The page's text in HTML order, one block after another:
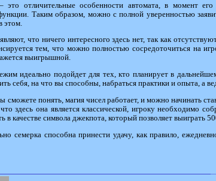
это отличительные особенности автомата, в момент
Таким образом, можно с полной уверенностью
этом.
что ничего интересного здесь нет, так как
тем, что можно полностью сосредоточиться на
выигрышной.
идеально подойдет для тех, кто планирует в
себя, на что вы способны, набраться практики и опыта, а
сможете понять, магия чисел работает, и можно начинать
здесь она является классической, игроку необходимо
в качестве символа джекпота, который позволяет выиграть
семерка способна принести удачу, как правило,